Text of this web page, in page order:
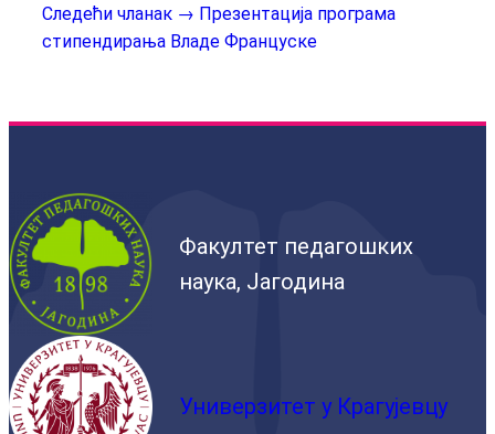
Следећи чланак → Презентација програма
стипендирања Владе Француске
Факултет педагошких
наука, Јагодина
Универзитет у Крагујевцу